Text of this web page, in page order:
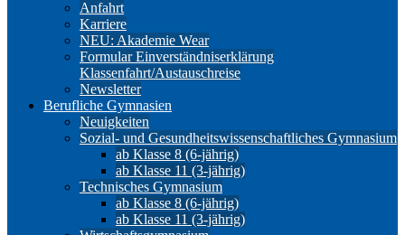
Anfahrt
Karriere
NEU: Akademie Wear
Formular Einverständniserklärung
Klassenfahrt/Austauschreise
Newsletter
Berufliche Gymnasien
Neuigkeiten
Sozial- und Gesundheitswissenschaftliches Gymnasium
ab Klasse 8 (6-jährig)
ab Klasse 11 (3-jährig)
Technisches Gymnasium
ab Klasse 8 (6-jährig)
ab Klasse 11 (3-jährig)